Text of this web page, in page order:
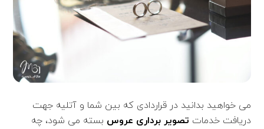
می خواهید بدانید در قراردادی که بین شما و آتلیه جهت
دریافت خدمات تصویر برداری عروس بسته می شود، چه